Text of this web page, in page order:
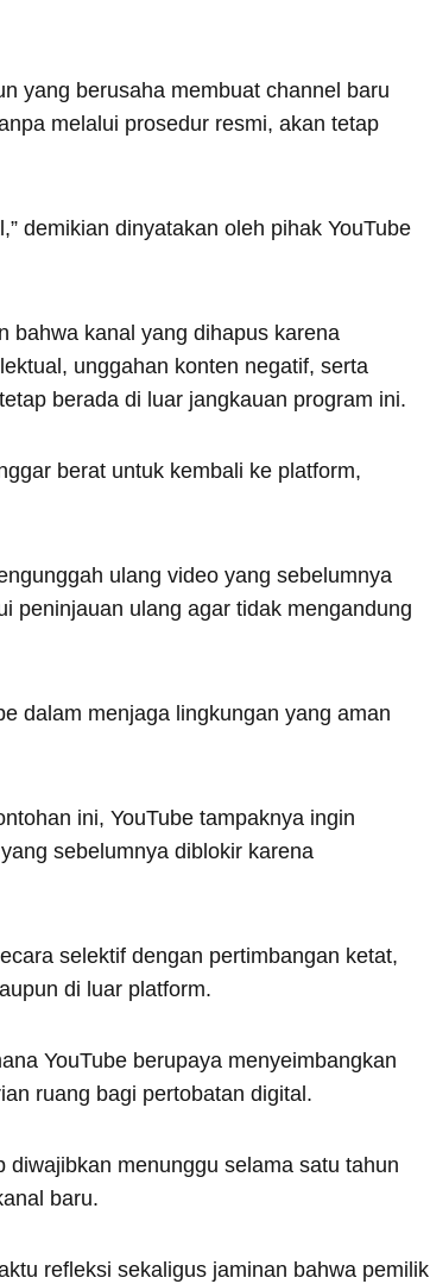
yang berusaha membuat channel baru
melalui prosedur resmi, akan tetap
demikian dinyatakan oleh pihak YouTube
bahwa kanal yang dihapus karena
unggahan konten negatif, serta
berada di luar jangkauan program ini.
berat untuk kembali ke platform,
ulang video yang sebelumnya
peninjauan ulang agar tidak mengandung
dalam menjaga lingkungan yang aman
ini, YouTube tampaknya ingin
sebelumnya diblokir karena
selektif dengan pertimbangan ketat,
di luar platform.
YouTube berupaya menyeimbangkan
ruang bagi pertobatan digital.
menunggu selama satu tahun
baru.
refleksi sekaligus jaminan bahwa pemilik